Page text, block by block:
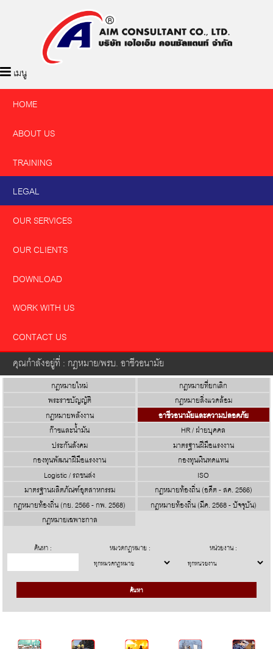
เมนู
HOME
ABOUT US
TRAINING
LEGAL
OUR SERVICES
OUR CLIENTS
DOWNLOAD
WORK WITH US
CONTACT US
คุณกำลังอยู่ที่ : กฎหมาย/พรบ. อาชีวอนามัย
กฎหมายใหม่
กฎหมายที่ยกเลิก
พระราชบัญญัติ
กฎหมายสิ่งแวดล้อม
กฎหมายพลังงาน
อาชีวอนามัยและความปลอดภัย
ก๊าซและน้ำมัน
HR / ฝ่ายบุคคล
ประกันสังคม
มาตรฐานฝีมือแรงงาน
กองทุนพัฒนาฝีมือแรงงาน
กองทุนเงินทดแทน
Logistic / รถขนส่ง
ISO
มาตรฐานผลิตภัณฑ์อุตสาหกรรม
กฎหมายท้องถิ่น (อดีต - สค. 2566)
กฎหมายท้องถิ่น (กย. 2566 - กพ. 2568)
กฎหมายท้องถิ่น (มีค. 2568 - ปัจจุบัน)
กฎหมายเฉพาะกาล
ค้นหา : หมวดกฎหมาย : หน่วยงาน :